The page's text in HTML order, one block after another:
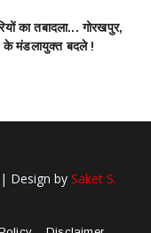
का तबादला... गोरखपुर,
के मंडलायुक्त बदले !
| Design by Saket S.